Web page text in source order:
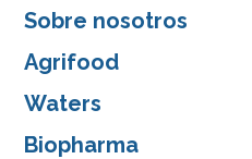
Sobre nosotros
Agrifood
Waters
Biopharma